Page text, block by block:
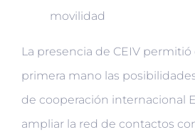
movilidad
La presencia de CEIV
primera mano las
de cooperación internacional
ampliar la red de contactos